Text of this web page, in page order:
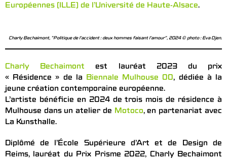
Européennes (ILLE) de l’Université de Haute-Alsace.
Charly Bechaimont, "Politique de l’accident : deux hommes faisant l’amour", 2024 © photo : Eva Djen.
Charly Bechaimont est lauréat 2023 du prix
« Résidence » de la Biennale Mulhouse 00, dédiée à la
jeune création contemporaine européenne.
L’artiste bénéficie en 2024 de trois mois de résidence à
Mulhouse dans un atelier de Motoco, en partenariat avec
La Kunsthalle.
Diplômé de l’École Supérieure d’Art et de Design de
Reims, lauréat du Prix Prisme 2022, Charly Bechaimont